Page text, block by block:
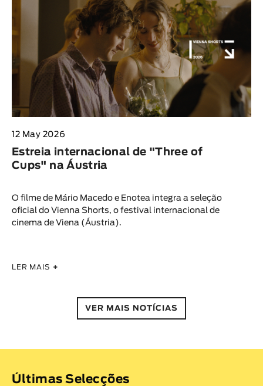
12 May 2026
Estreia internacional de "Three of
Cups" na Áustria
O filme de Mário Macedo e Enotea integra a seleção
oficial do Vienna Shorts, o festival internacional de
cinema de Viena (Áustria).
LER MAIS +
VER MAIS NOTÍCIAS
Últimas Selecções